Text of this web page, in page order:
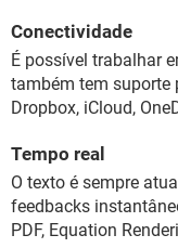
Conectividade
É possível trabalhar
também tem suporte
Dropbox, iCloud,
Tempo real
O texto é sempre
feedbacks
PDF, Equation